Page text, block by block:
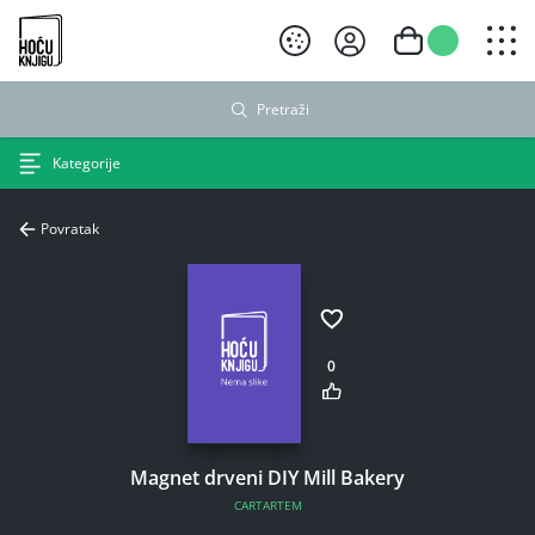
Hoću knjigu crni logo
Pretraži
Kategorije
Povratak
0
Magnet drveni DIY Mill Bakery
CARTARTEM